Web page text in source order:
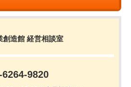
創造館 経営相談室
6264-9820